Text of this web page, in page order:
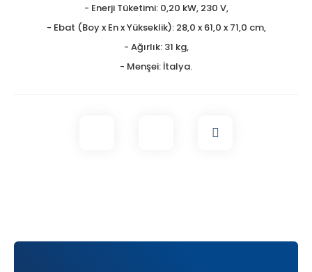
- Enerji Tüketimi: 0,20 kW, 230 V,
- Ebat (Boy x En x Yükseklik): 28,0 x 61,0 x 71,0 cm,
- Ağırlık: 31 kg,
- Menşei: İtalya.